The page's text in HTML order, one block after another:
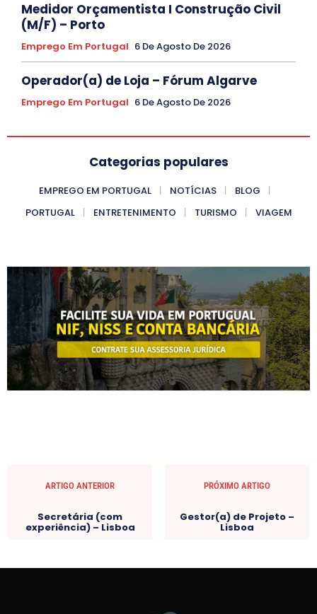
Medidor Orçamentista I Construção Civil
(M/F) – Porto
Emprego Em Portugal 6 De Agosto De 2026
Operador(a) de Loja – Fórum Algarve
Emprego Em Portugal 6 De Agosto De 2026
Categorias populares
EMPREGO EM PORTUGAL NOTÍCIAS
BLOG
PORTUGAL
ENTRETENIMENTO TURISMO VIAGEM
ARTIGO ANTERIOR
Secretária (com
experiência) – Lisboa
PRÓXIMO ARTIGO
Gestor(a) de Projeto –
Lisboa